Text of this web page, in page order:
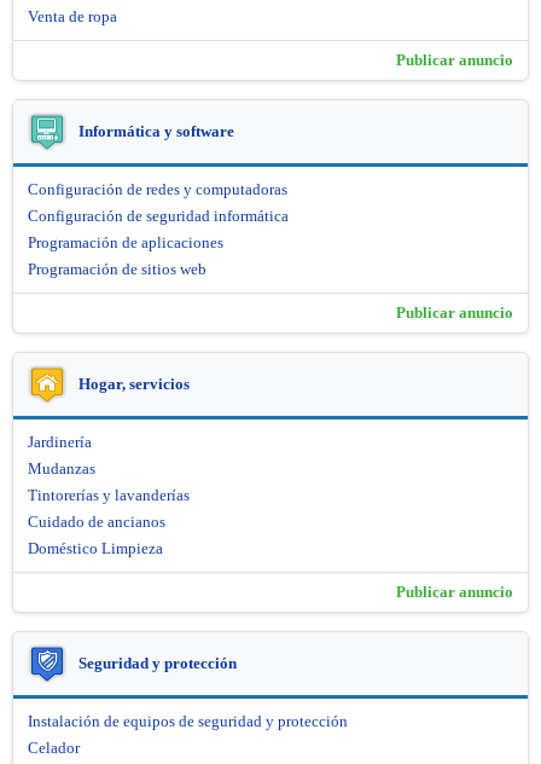
Venta de ropa
Publicar anuncio
Informática y software
Configuración de redes y computadoras
Configuración de seguridad informática
Programación de aplicaciones
Programación de sitios web
Publicar anuncio
Hogar, servicios
Jardinería
Mudanzas
Tintorerías y lavanderías
Cuidado de ancianos
Doméstico Limpieza
Publicar anuncio
Seguridad y protección
Instalación de equipos de seguridad y protección
Celador